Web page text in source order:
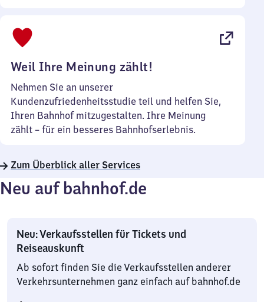
Weil Ihre Meinung zählt!
Nehmen Sie an unserer
Kundenzufriedenheitsstudie teil und helfen Sie,
Ihren Bahnhof mitzugestalten. Ihre Meinung
zählt – für ein besseres Bahnhofserlebnis.
Zum Überblick aller Services
Neu auf bahnhof.de
Neu: Verkaufsstellen für Tickets und
Reiseauskunft
Ab sofort finden Sie die Verkaufsstellen anderer
Verkehrsunternehmen ganz einfach auf bahnhof.de